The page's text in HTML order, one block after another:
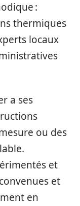
:
thermiques
locaux
a ses
ou des
et
et
en